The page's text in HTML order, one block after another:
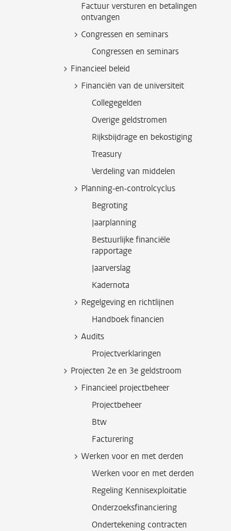
Factuur versturen en betalingen
ontvangen
Congressen en seminars
Congressen en seminars
Financieel beleid
Financiën van de universiteit
Collegegelden
Overige geldstromen
Rijksbijdrage en bekostiging
Treasury
Verdeling van middelen
Planning-en-controlcyclus
Begroting
Jaarplanning
Bestuurlijke financiële
rapportage
Jaarverslag
Kadernota
Regelgeving en richtlijnen
Handboek financien
Audits
Projectverklaringen
Projecten 2e en 3e geldstroom
Financieel projectbeheer
Projectbeheer
Btw
Facturering
Werken voor en met derden
Werken voor en met derden
Regeling Kennisexploitatie
Onderzoeksfinanciering
Ondertekening contracten